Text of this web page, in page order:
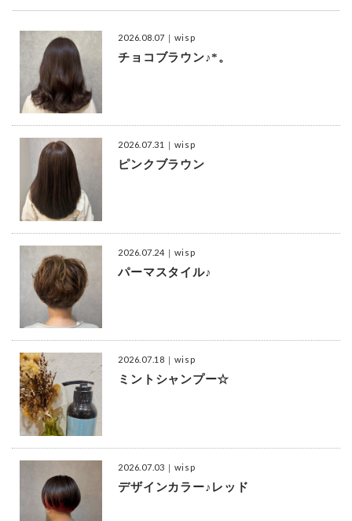
2026.08.07 ｜wisp
チョコブラウン♪*。
2026.07.31 ｜wisp
ピンクブラウン
2026.07.24 ｜wisp
パーマスタイル♪
2026.07.18 ｜wisp
ミントシャンプー☆
2026.07.03 ｜wisp
デザインカラー♪レッド